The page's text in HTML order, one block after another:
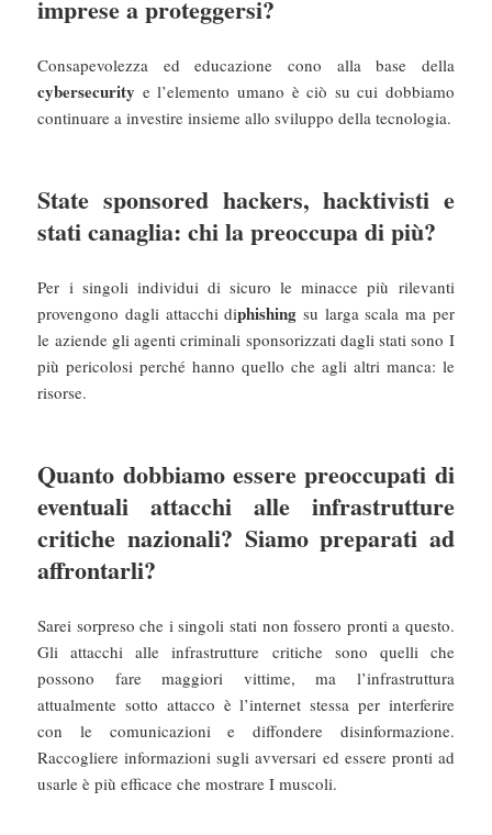
imprese a proteggersi?
Consapevolezza ed educazione cono alla base della
cybersecurity e l’elemento umano è ciò su cui dobbiamo
continuare a investire insieme allo sviluppo della tecnologia.
State sponsored hackers, hacktivisti e
stati canaglia: chi la preoccupa di più?
Per i singoli individui di sicuro le minacce più rilevanti
provengono dagli attacchi diphishing su larga scala ma per
le aziende gli agenti criminali sponsorizzati dagli stati sono I
più pericolosi perché hanno quello che agli altri manca: le
risorse.
Quanto dobbiamo essere preoccupati di
eventuali attacchi alle infrastrutture
critiche nazionali? Siamo preparati ad
affrontarli?
Sarei sorpreso che i singoli stati non fossero pronti a questo.
Gli attacchi alle infrastrutture critiche sono quelli che
possono fare maggiori vittime, ma l’infrastruttura
attualmente sotto attacco è l’internet stessa per interferire
con le comunicazioni e diffondere disinformazione.
Raccogliere informazioni sugli avversari ed essere pronti ad
usarle è più efficace che mostrare I muscoli.